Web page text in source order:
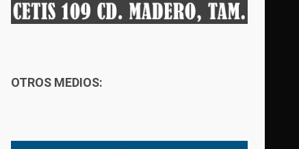
OTROS MEDIOS: